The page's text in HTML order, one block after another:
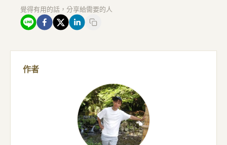
覺得有用的話，分享給需要的人
作者